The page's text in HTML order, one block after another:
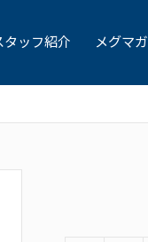
タッフ紹介 メグマガ